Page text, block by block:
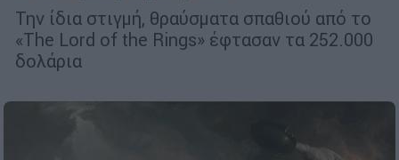
Την ίδια στιγμή, θραύσματα σπαθιού από το
«The Lord of the Rings» έφτασαν τα 252.000
δολάρια